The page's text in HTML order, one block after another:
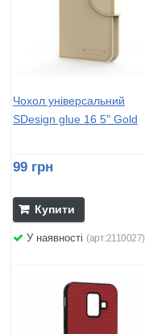
Чохол універсальний
SDesign glue 16 5" Gold
99 грн
Купити
У наявності (арт:2110027)